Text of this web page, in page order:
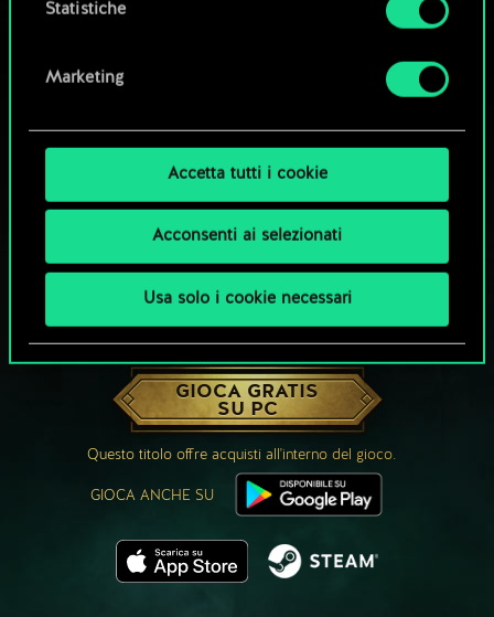
Statistiche
Marketing
Accetta tutti i cookie
Acconsenti ai selezionati
Usa solo i cookie necessari
CHE NE DICI DI UNA PARTITA A GWENT?
GIOCA GRATIS
SU PC
Questo titolo offre acquisti all'interno del gioco.
GIOCA ANCHE SU